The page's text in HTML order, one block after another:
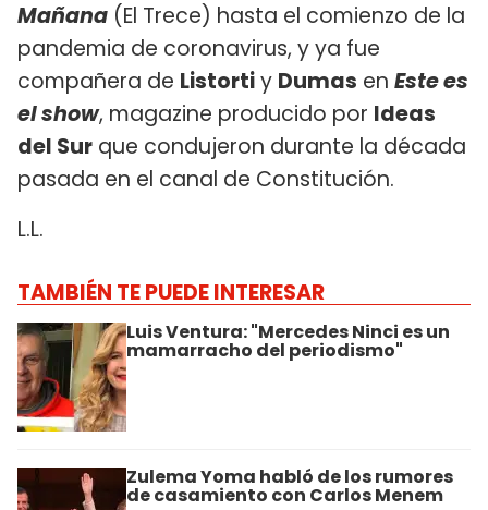
Mañana (El Trece) hasta el comienzo de la
pandemia de coronavirus, y ya fue
compañera de Listortiy Dumas en Este es
el show, magazine producido por Ideas
del Sur que condujeron durante la década
pasada en el canal de Constitución.
L.L.
TAMBIÉN TE PUEDE INTERESAR
Luis Ventura: "Mercedes Ninci es un
mamarracho del periodismo"
Zulema Yoma habló de los rumores
de casamiento con Carlos Menem